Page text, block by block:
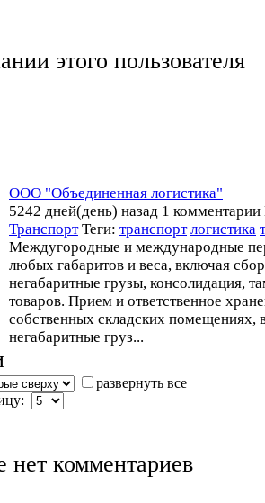
этого пользователя
ООО "Объединенная логистика"
5242 дней(день) назад 1 комментарии
Транспорт Теги: транспорт логистика
Междугородные и международные
любых габаритов и веса, включая
негабаритные грузы, консолидация,
товаров. Прием и ответственное
собственных складских помещениях,
негабаритные груз...
развернуть все
нет комментариев